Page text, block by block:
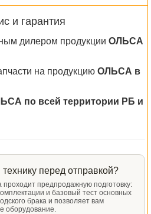
и гарантия
дилером продукции ОЛЬСА
на продукцию ОЛЬСА в
по всей территории РБ и
перед отправкой?
проходит предпродажную подготовку:
и базовый тест основных
брака и позволяет вам
оборудование.